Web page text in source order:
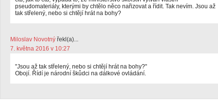
pseudomateriály, kterými by chtělo něco nařizovat a řídit. Tak nevím. Jsou až
tak střelený, nebo si chtějí hrát na bohy?
Miloslav Novotný řekl(a)...
7. května 2016 v 10:27
"Jsou až tak střelený, nebo si chtějí hrát na bohy?"
Obojí. Řídí je národní škůdci na dálkové ovládání.